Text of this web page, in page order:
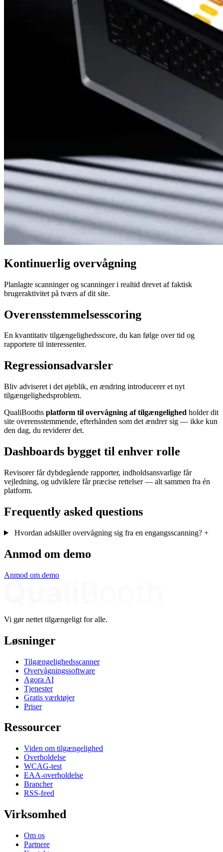
Kontinuerlig overvågning
Planlagte scanninger og scanninger i realtid drevet af faktisk
brugeraktivitet på tværs af dit site.
Overensstemmelsesscoring
En kvantitativ tilgængelighedsscore, du kan følge over tid og
rapportere til interessenter.
Regressionsadvarsler
Bliv adviseret i det øjeblik, en ændring introducerer et nyt
tilgængelighedsproblem.
QualiBooths platform til overvågning af tilgængelighed holder dit
site overensstemmende, efterhånden som det ændrer sig — ikke kun
den dag, du reviderer det.
Dashboards bygget til enhver rolle
Revisorer får dybdegående rapporter, indholdsansvarlige får
vejledning, og udviklere får præcise rettelser — alt sammen fra én
platform.
Frequently asked questions
Hvordan adskiller overvågning sig fra en engangsscanning? +
Anmod om demo
Anmod om demo
Vi gør nettet tilgængeligt for alle.
Løsninger
Tilgængelighedsscanner
Overvågningssoftware
Agora AI
Tjenester
Gratis værktøjer
Priser
Ressourcer
Viden om tilgængelighed
Overholdelse
WCAG-test
EAA-overholdelse
Brancher
RSS-feed
Virksomhed
Om os
Partnere